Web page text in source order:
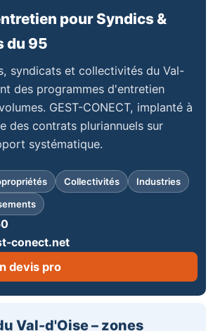
pour Syndics &
du 95
syndicats et collectivités du Val-
des programmes d'entretien
GEST-CONECT, implanté à
des contrats pluriannuels sur
systématique.
Collectivités
Industries
conect.net
devis pro
Val-d'Oise – zones